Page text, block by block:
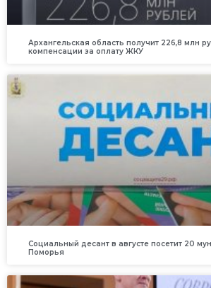
Архангельская область получит 226,8 млн
компенсации за оплату ЖКУ
Социальный десант в августе посетит 20
Поморья